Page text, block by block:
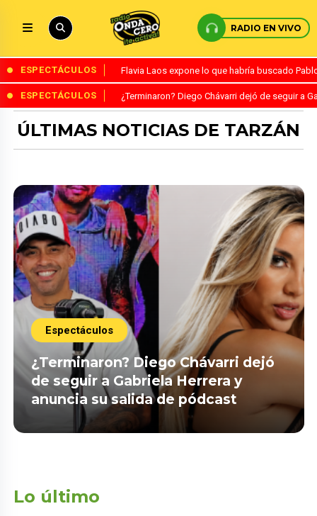
RADIO EN VIVO
ESPECTÁCULOS Flavia Laos expone lo que habría buscado
ESPECTÁCULOS ¿Terminaron? Diego Chávarri dejó de seguir a
ÚLTIMAS NOTICIAS DE TARZÁN
Espectáculos
¿Terminaron? Diego Chávarri dejó
de seguir a Gabriela Herrera y
anuncia su salida de pódcast
Lo último